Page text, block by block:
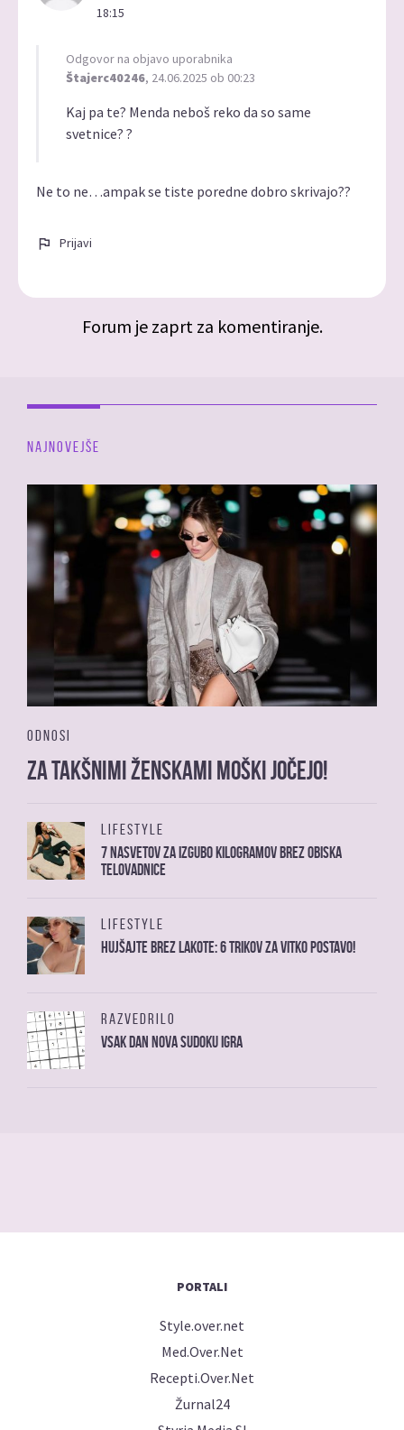
18:15
Odgovor na objavo uporabnika
Štajerc40246, 24.06.2025 ob 00:23
Kaj pa te? Menda neboš reko da so same
svetnice? ?
Ne to ne…ampak se tiste poredne dobro skrivajo??
Prijavi
Forum je zaprt za komentiranje.
NAJNOVEJŠE
ODNOSI
Za takšnimi ženskami moški jočejo!
LIFESTYLE
7 nasvetov za izgubo kilogramov brez obiska
telovadnice
LIFESTYLE
Hujšajte brez lakote: 6 trikov za vitko postavo!
RAZVEDRILO
Vsak dan nova sudoku igra
PORTALI
Style.over.net
Med.Over.Net
Recepti.Over.Net
Žurnal24